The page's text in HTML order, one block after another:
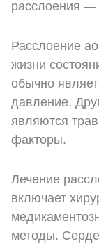
расслоения
Расслоение
жизни
обычно
давление.
являются
факторы.
Лечение
включает
методы.